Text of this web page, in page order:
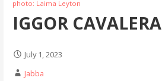
photo: Laima Leyton
IGGOR CAVALERA
July 1, 2023
Jabba